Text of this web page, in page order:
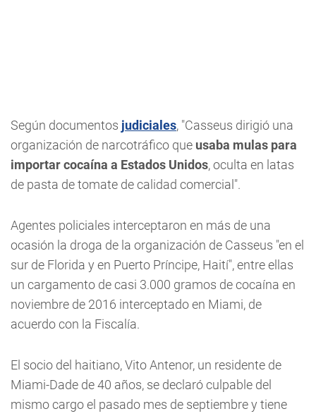
Según documentos judiciales, "Casseus dirigió una
organización de narcotráfico que usaba mulas para
importar cocaína a Estados Unidos, oculta en latas
de pasta de tomate de calidad comercial".
Agentes policiales interceptaron en más de una
ocasión la droga de la organización de Casseus "en el
sur de Florida y en Puerto Príncipe, Haití", entre ellas
un cargamento de casi 3.000 gramos de cocaína en
noviembre de 2016 interceptado en Miami, de
acuerdo con la Fiscalía.
El socio del haitiano, Vito Antenor, un residente de
Miami-Dade de 40 años, se declaró culpable del
mismo cargo el pasado mes de septiembre y tiene